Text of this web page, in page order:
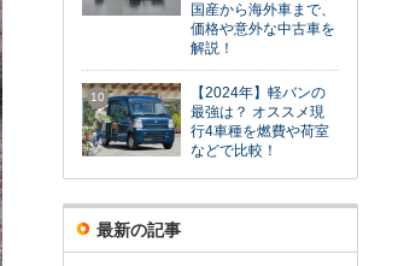
国産から海外車まで、
価格や意外な中古車を
解説！
10
【2024年】軽バンの
最強は？ オススメ現
行4車種を燃費や荷室
などで比較！
最新の記事